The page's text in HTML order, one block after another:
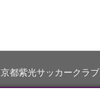
京都紫光サッカークラブ